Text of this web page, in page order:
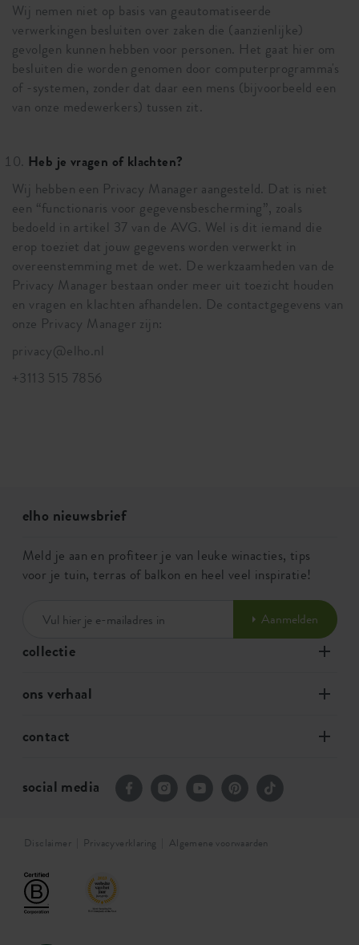
Wij nemen niet op basis van geautomatiseerde
verwerkingen besluiten over zaken die (aanzienlijke)
gevolgen kunnen hebben voor personen. Het gaat hier om
besluiten die worden genomen door computerprogramma's
of -systemen, zonder dat daar een mens (bijvoorbeeld een
van onze medewerkers) tussen zit.
Heb je vragen of klachten?
Wij hebben een Privacy Manager aangesteld. Dat is niet
een “functionaris voor gegevensbescherming”, zoals
bedoeld in artikel 37 van de AVG. Wel is dit iemand die
erop toeziet dat jouw gegevens worden verwerkt in
overeenstemming met de wet. De werkzaamheden van de
Privacy Manager bestaan onder meer uit toezicht houden
en vragen en klachten afhandelen. De contactgegevens van
onze Privacy Manager zijn:
privacy@elho.nl
+3113 515 7856
collectie
ons verhaal
contact
elho nieuwsbrief
Meld je aan en profiteer je van leuke winacties, tips
voor je tuin, terras of balkon en heel veel inspiratie!
Aanmelden
social media
Disclaimer Privacyverklaring Algemene voorwaarden